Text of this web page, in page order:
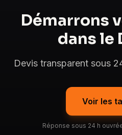
Démarrons
dans le
Devis transparent sous
Voir les
Réponse sous 24 h